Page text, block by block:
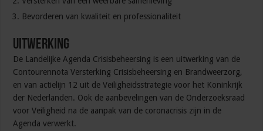
Bevorderen van kwaliteit en professionaliteit
Uitwerking
De Landelijke Agenda Crisisbeheersing is een uitwerking van de
Contourennota Versterking Crisisbeheersing en Brandweerzorg,
en van actielijn 12 uit de Veiligheidsstrategie voor het Koninkrijk
der Nederlanden. Ook de aanbevelingen van de Onderzoeksraad
voor Veiligheid na de aanpak van de coronacrisis zijn in de
Agenda verwerkt.